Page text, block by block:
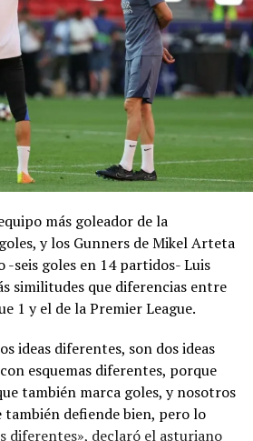
más goleador de la
y los Gunners de Mikel Arteta
-seis goles en 14 partidos- Luis
similitudes que diferencias entre
1 y el de la Premier League.
ideas diferentes, son dos ideas
esquemas diferentes, porque
también marca goles, y nosotros
también defiende bien, pero lo
diferentes», declaró el asturiano